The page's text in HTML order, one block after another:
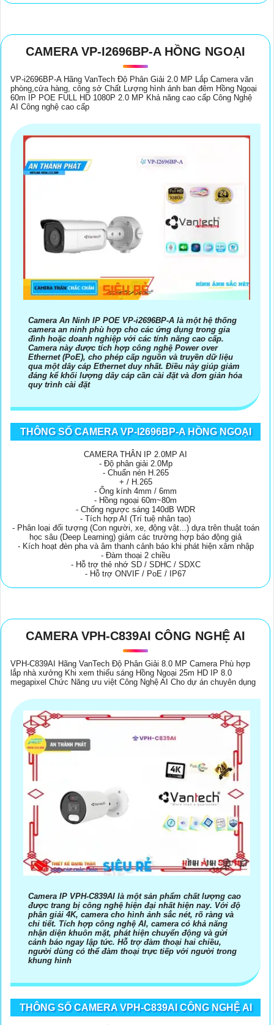
CAMERA VP-I2696BP-A HỒNG NGOẠI
VP-i2696BP-A Hãng VanTech Độ Phân Giải 2.0 MP Lắp Camera văn
phòng,cửa hàng, công sở Chất Lượng hình ảnh ban đêm Hồng Ngoại
60m IP POE FULL HD 1080P 2.0 MP Khả năng cao cấp Công Nghệ
AI Công nghệ cao cấp
Camera An Ninh IP POE VP-i2696BP-A là một hệ thống
camera an ninh phù hợp cho các ứng dụng trong gia
đình hoặc doanh nghiệp với các tính năng cao cấp.
Camera này được tích hợp công nghệ Power over
Ethernet (PoE), cho phép cấp nguồn và truyền dữ liệu
qua một dây cáp Ethernet duy nhất. Điều này giúp giảm
đáng kể khối lượng dây cáp cần cài đặt và đơn giản hóa
quy trình cài đặt
THÔNG SỐ CAMERA VP-I2696BP-A HỒNG NGOẠI
CAMERA THÂN IP 2.0MP AI
- Độ phân giải 2.0Mp
- Chuẩn nén H.265
+ / H.265
- Ống kính 4mm / 6mm
- Hồng ngoại 60m~80m
- Chống ngược sáng 140dB WDR
- Tích hợp AI (Trí tuệ nhân tạo)
- Phân loại đối tượng (Con người, xe, động vật...) dựa trên thuật toán
học sâu (Deep Learning) giảm các trường hợp báo động giả
- Kích hoạt đèn pha và âm thanh cảnh báo khi phát hiện xâm nhập
- Đàm thoại 2 chiều
- Hỗ trợ thẻ nhớ SD / SDHC / SDXC
- Hỗ trợ ONVIF / PoE / IP67
CAMERA VPH-C839AI CÔNG NGHỆ AI
VPH-C839AI Hãng VanTech Độ Phân Giải 8.0 MP Camera Phù hợp
lắp nhà xưởng Khi xem thiếu sáng Hồng Ngoại 25m HD IP 8.0
megapixel Chức Năng ưu việt Công Nghệ AI Cho dự án chuyên dụng
Camera IP VPH-C839AI là một sản phẩm chất lượng cao
được trang bị công nghệ hiện đại nhất hiện nay. Với độ
phân giải 4K, camera cho hình ảnh sắc nét, rõ ràng và
chi tiết. Tích hợp công nghệ AI, camera có khả năng
nhận diện khuôn mặt, phát hiện chuyển động và gửi
cảnh báo ngay lập tức. Hỗ trợ đàm thoại hai chiều,
người dùng có thể đàm thoại trực tiếp với người trong
khung hình
THÔNG SỐ CAMERA VPH-C839AI CÔNG NGHỆ AI